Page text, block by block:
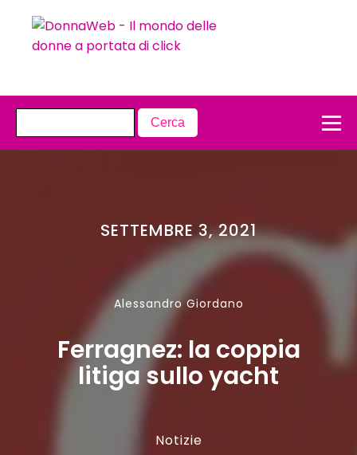
SETTEMBRE 3, 2021
Alessandro Giordano
Ferragnez: la coppia
litiga sullo yacht
Notizie